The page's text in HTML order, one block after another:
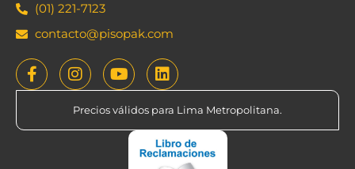
(01) 221-7123
contacto@pisopak.com
Precios válidos para Lima Metropolitana.